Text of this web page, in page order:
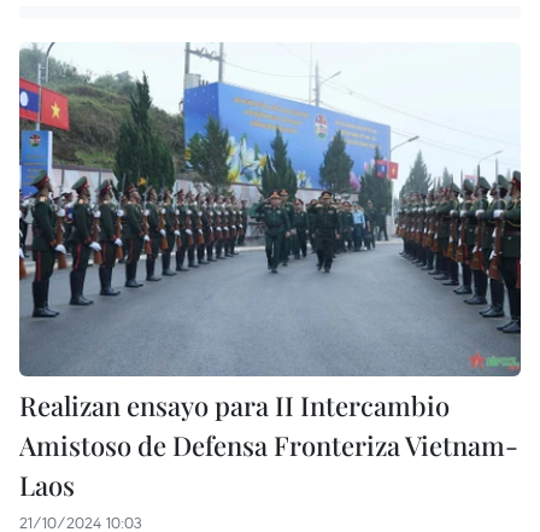
Realizan ensayo para II Intercambio
Amistoso de Defensa Fronteriza Vietnam-
Laos
21/10/2024 10:03